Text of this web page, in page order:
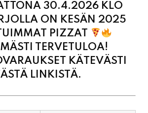
30.4.2026 KLO
ON KESÄN 2025
PIZZAT
TERVETULOA!
KÄTEVÄSTI
LINKISTÄ.